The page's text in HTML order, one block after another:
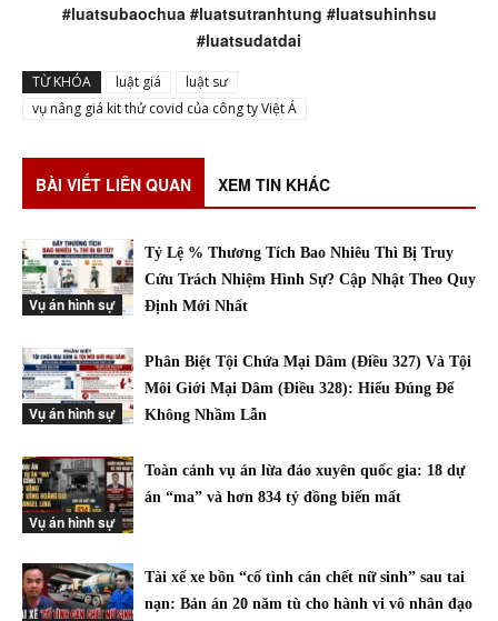
#luatsubaochua #luatsutranhtung #luatsuhinhsu
#luatsudatdai
TỪ KHÓA luật giá
luật sư
vụ nâng giá kit thử covid của công ty Việt Á
BÀI VIẾT LIÊN QUAN XEM TIN KHÁC
Vụ án hình sự
Tỷ Lệ % Thương Tích Bao Nhiêu Thì Bị Truy
Cứu Trách Nhiệm Hình Sự? Cập Nhật Theo Quy
Định Mới Nhất
Vụ án hình sự
Phân Biệt Tội Chứa Mại Dâm (Điều 327) Và Tội
Môi Giới Mại Dâm (Điều 328): Hiểu Đúng Để
Không Nhầm Lẫn
Vụ án hình sự
Toàn cảnh vụ án lừa đảo xuyên quốc gia: 18 dự
án “ma” và hơn 834 tỷ đồng biến mất
Tài xế xe bồn “cố tình cán chết nữ sinh” sau tai
nạn: Bản án 20 năm tù cho hành vi vô nhân đạo